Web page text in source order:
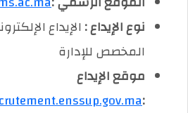
نوع الإيداع :الإيداع
المخصص للإدارة
موقع الإيداع